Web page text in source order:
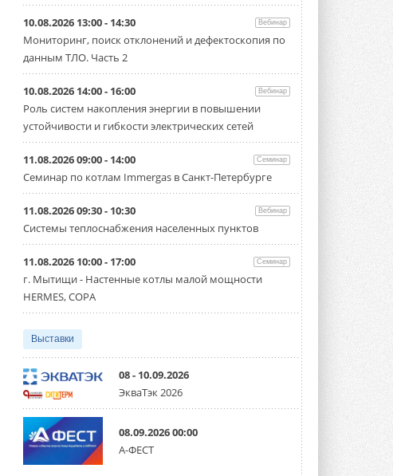
10.08.2026 13:00 - 14:30 Вебинар
Мониторинг, поиск отклонений и дефектоскопия по
данным ТЛО. Часть 2
10.08.2026 14:00 - 16:00 Вебинар
Роль систем накопления энергии в повышении
устойчивости и гибкости электрических сетей
11.08.2026 09:00 - 14:00 Семинар
Семинар по котлам Immergas в Санкт-Петербурге
11.08.2026 09:30 - 10:30 Вебинар
Системы теплоснабжения населенных пунктов
11.08.2026 10:00 - 17:00 Семинар
г. Мытищи - Настенные котлы малой мощности
HERMES, COPA
Выставки
08 - 10.09.2026
ЭкваТэк 2026
08.09.2026 00:00
А-ФЕСТ